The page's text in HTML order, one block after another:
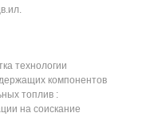
технологии
компонентов
топлив :
на соискание